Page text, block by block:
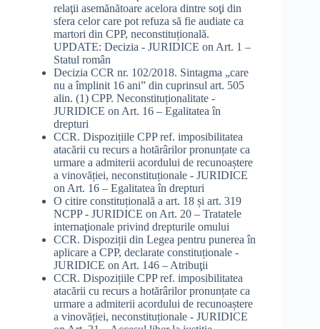
relaţii asemănătoare acelora dintre soţi din
sfera celor care pot refuza să fie audiate ca
martori din CPP, neconstituțională.
UPDATE: Decizia - JURIDICE on Art. 1 –
Statul român
Decizia CCR nr. 102/2018. Sintagma „care
nu a împlinit 16 ani” din cuprinsul art. 505
alin. (1) CPP. Neconstituționalitate -
JURIDICE on Art. 16 – Egalitatea în
drepturi
CCR. Dispozițiile CPP ref. imposibilitatea
atacării cu recurs a hotărârilor pronunțate ca
urmare a admiterii acordului de recunoaștere
a vinovăției, neconstituționale - JURIDICE
on Art. 16 – Egalitatea în drepturi
O citire constituțională a art. 18 și art. 319
NCPP - JURIDICE on Art. 20 – Tratatele
internaţionale privind drepturile omului
CCR. Dispoziții din Legea pentru punerea în
aplicare a CPP, declarate constituționale -
JURIDICE on Art. 146 – Atribuţii
CCR. Dispozițiile CPP ref. imposibilitatea
atacării cu recurs a hotărârilor pronunțate ca
urmare a admiterii acordului de recunoaștere
a vinovăției, neconstituționale - JURIDICE